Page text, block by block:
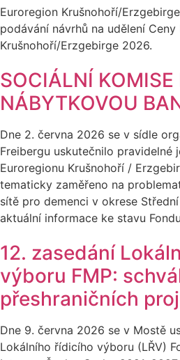
Euroregion Krušnohoří/
podávání návrhů na udělení Ceny
Krušnohoří/Erzgebirge 2026.
SOCIÁLNÍ
NÁBYTKOVOU
Dne 2. června 2026 se v sídle
Freibergu uskutečnilo pravidelné
Euroregionu Krušnohoří /
tematicky zaměřeno na
sítě pro demenci v okrese
aktuální informace ke stavu
12. zasedání
výboru FMP:
přeshraničních
Dne 9. června 2026 se v Mostě
Lokálního řídicího výboru (LŘV)